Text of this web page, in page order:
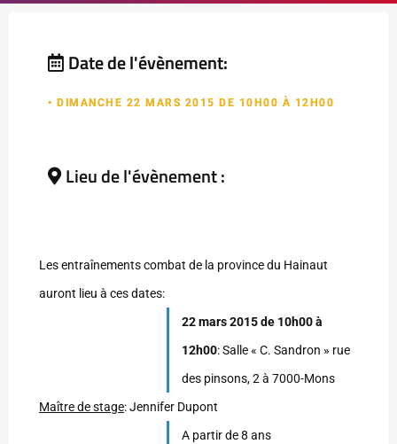
Date de l'évènement:
• DIMANCHE 22 MARS 2015 DE 10H00 À 12H00
Lieu de l'évènement :
Les entraînements combat de la province du Hainaut
auront lieu à ces dates:
22 mars 2015 de 10h00 à
12h00: Salle « C. Sandron » rue
des pinsons, 2 à 7000-Mons
Maître de stage: Jennifer Dupont
A partir de 8 ans